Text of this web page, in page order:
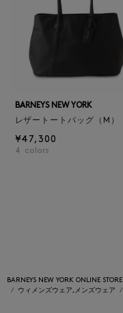
BARNEYS NEW YORK
レザートートバッグ（M）
¥47,300
4 colors
BARNEYS NEW YORK ONLINE STORE
ウィメンズウェア,メンズウェア